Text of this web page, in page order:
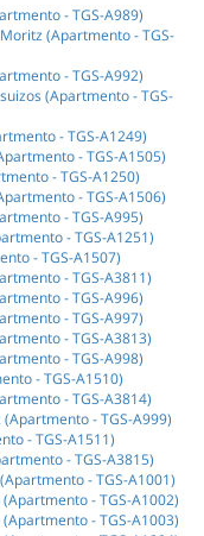
- TGS-A989)
(Apartmento - TGS-
- TGS-A992)
(Apartmento - TGS-
- TGS-A1249)
- TGS-A1505)
- TGS-A1250)
- TGS-A1506)
- TGS-A995)
- TGS-A1251)
- TGS-A1507)
- TGS-A3811)
- TGS-A996)
- TGS-A997)
- TGS-A3813)
- TGS-A998)
- TGS-A1510)
- TGS-A3814)
- TGS-A999)
- TGS-A1511)
- TGS-A3815)
- TGS-A1001)
- TGS-A1002)
- TGS-A1003)